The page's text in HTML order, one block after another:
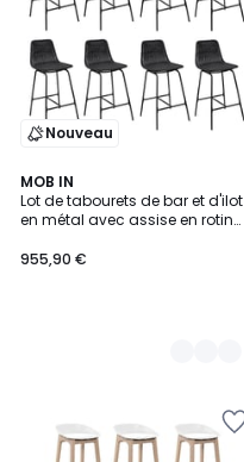
Nouveau
MOB IN
Lot de tabourets de bar et d'ilot
en métal avec assise en rotin
955,90 €
2
Couleurs